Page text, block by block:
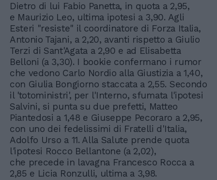
Dietro di lui Fabio Panetta, in quota a 2,95,
e Maurizio Leo, ultima ipotesi a 3,90. Agli
Esteri "resiste" il coordinatore di Forza Italia,
Antonio Tajani, a 2,20, avanti rispetto a Giulio
Terzi di Sant'Agata a 2,90 e ad Elisabetta
Belloni (a 3,30). I bookie confermano i rumor
che vedono Carlo Nordio alla Giustizia a 1,40,
con Giulia Bongiorno staccata a 2,55. Secondo
il 'totoministri', per l'Interno, sfumata l'ipotesi
Salvini, si punta su due prefetti, Matteo
Piantedosi a 1,48 e Giuseppe Pecoraro a 2,95,
con uno dei fedelissimi di Fratelli d'Italia,
Adolfo Urso a 11. Alla Salute prende quota
l'ipotesi Rocco Bellantone (a 2,02),
che precede in lavagna Francesco Rocca a
2,85 e Licia Ronzulli, ultima a 3,98.